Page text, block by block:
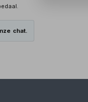
chat.